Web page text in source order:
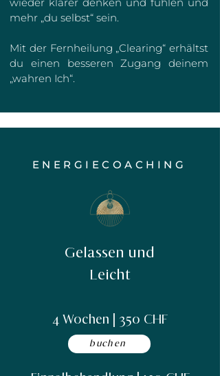
mehr „du selbst“ sein.
Mit der Fernheilung „Clearing“ erhältst
du einen besseren Zugang deinem
„wahren Ich“.
ENERGIECOACHING
Gelassen und
Leicht
4 Wochen | 350 CHF
buchen